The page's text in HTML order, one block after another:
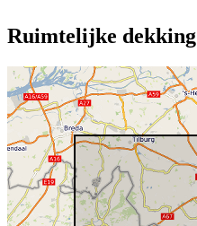
Ruimtelijke dekking